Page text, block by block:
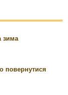
зима
повернутися